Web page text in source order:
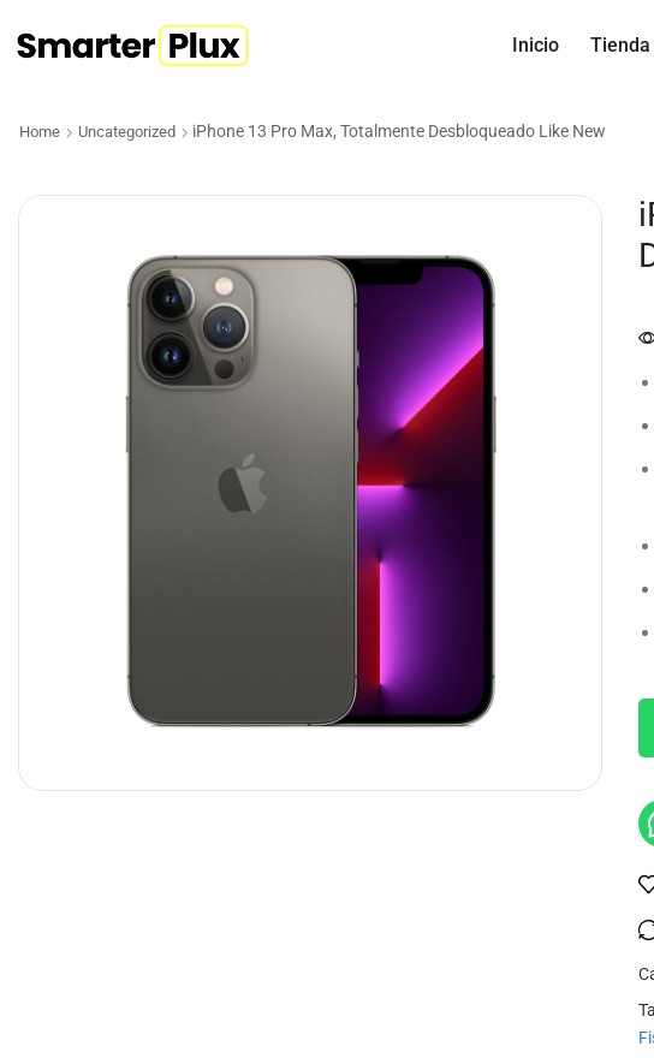
Inicio Tienda
Home Uncategorized iPhone 13 Pro Max, Totalmente Desbloqueado Like New